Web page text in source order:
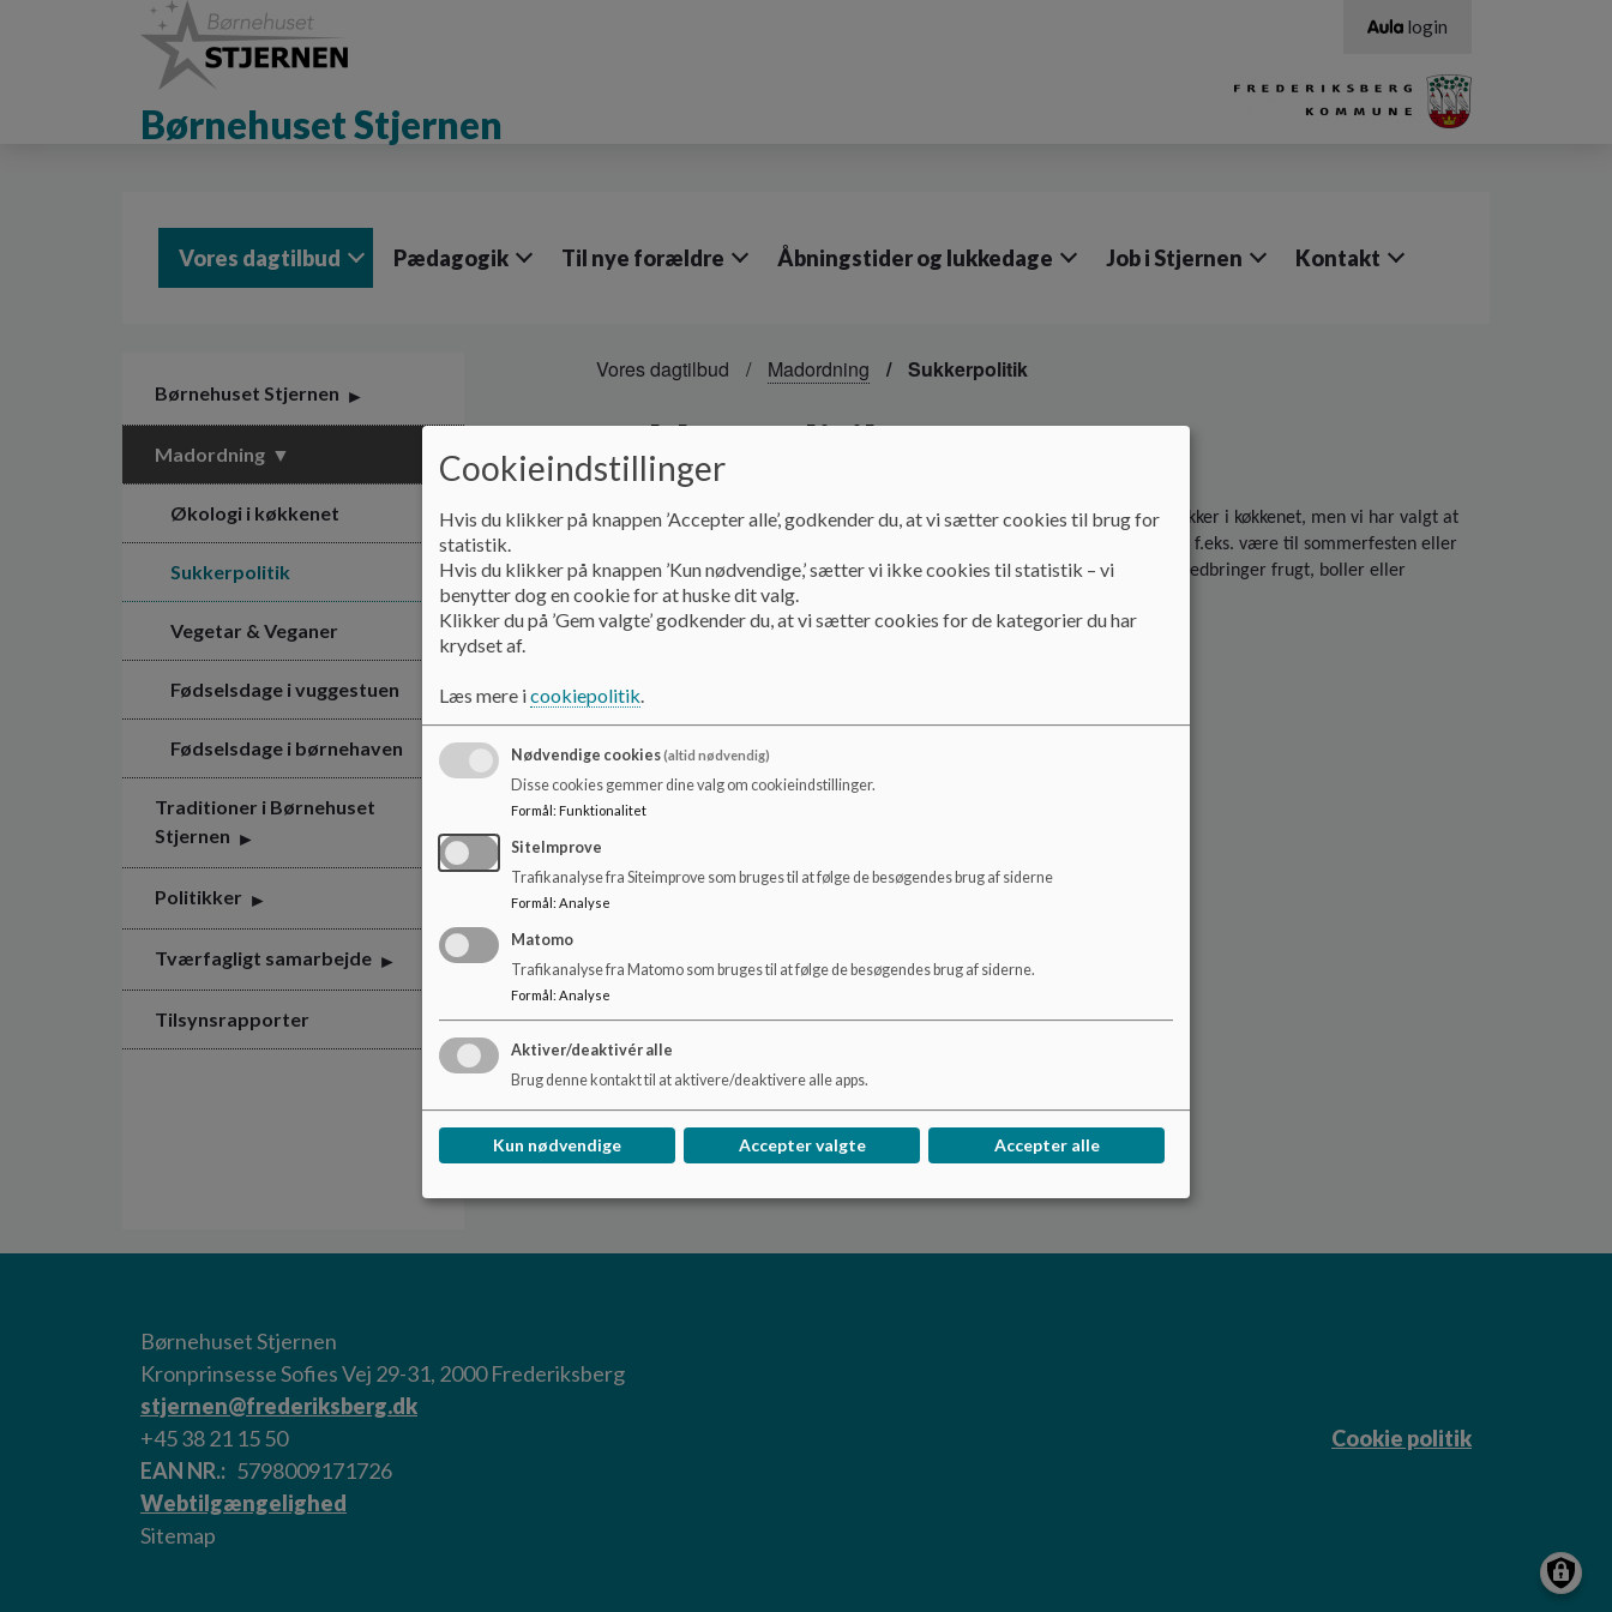
Børnehuset Stjernen
login
Vores dagtilbud Pædagogik Til nye forældre Åbningstider og lukkedage Job i Stjernen Kontakt
Børnehuset Stjernen
Madordning
Økologi i køkkenet
Sukkerpolitik
Vegetar & Veganer
Fødselsdage i vuggestuen
Fødselsdage i børnehaven
Traditioner i Børnehuset
Stjernen
Politikker
Tværfagligt samarbejde
Tilsynsrapporter
Vores dagtilbud Madordning Sukkerpolitik
Sukkerpolitik
Vi har ikke en "nul sukker politik", der laves dog mad med et minimum af sukker i køkkenet, men vi har valgt at
der ved særlige arrangementer serveres f.eks. kage eller saftevand. Det kan f.eks. være til sommerfesten eller
julearrangementer. Til fødselsdage og afslutninger opfordrer vi til at man medbringer frugt, boller eller
lignende.
Børnehuset Stjernen
Kronprinsesse Sofies Vej 29-31, 2000 Frederiksberg
stjernen@frederiksberg.dk
+45 38 21 15 50
EAN NR.
5798009171726
Webtilgængelighed
Sitemap
Cookie politik
Cookieindstillinger
Hvis du klikker på knappen ’Accepter alle’, godkender du, at vi sætter cookies til brug for
statistik.
Hvis du klikker på knappen ’Kun nødvendige,’ sætter vi ikke cookies til statistik – vi
benytter dog en cookie for at huske dit valg.
Klikker du på ’Gem valgte’ godkender du, at vi sætter cookies for de kategorier du har
krydset af.
Læs mere icookiepolitik.
Nødvendige cookies(altid nødvendig)
Disse cookies gemmer dine valg om cookieindstillinger.
Formål : Funktionalitet
SiteImprove
Trafikanalyse fra Siteimprove som bruges til at følge de besøgendes brug af siderne
Formål : Analyse
Matomo
Trafikanalyse fra Matomo som bruges til at følge de besøgendes brug af siderne.
Formål: Analyse
Aktiver/deaktivér alle
Brug denne kontakt til at aktivere/deaktivere alle apps.
Kun nødvendige Accepter valgte Accepter alle